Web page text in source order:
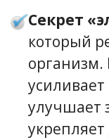
Секрет
который
организм.
улучшает